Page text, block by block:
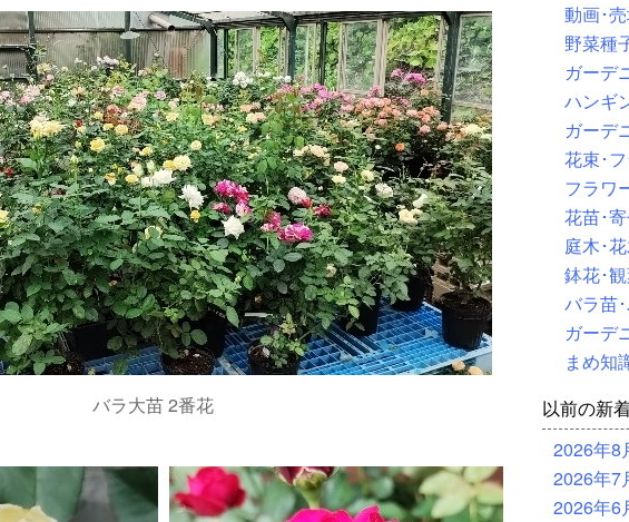
バラ大苗 2番花
動画･
野菜種
ガーデ
ハンギ
ガーデ
花束･
フラワ
花苗･
庭木･
鉢花･
バラ苗
ガーデ
まめ知
以前の新
2026年8
2026年7
2026年6